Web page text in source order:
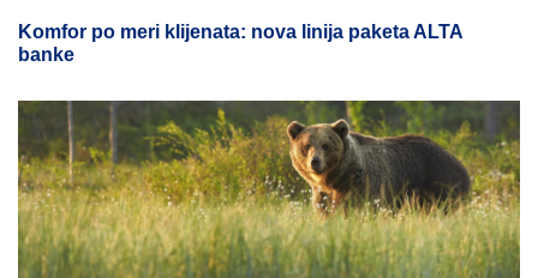
Komfor po meri klijenata: nova linija paketa ALTA
banke